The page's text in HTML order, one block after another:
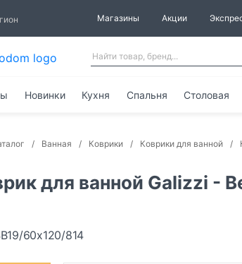
Магазины Акции
Новинки Кухня Спальня Столовая
Ванная Коврики Коврики для ванной
для ванной Galizzi -
60x120/814